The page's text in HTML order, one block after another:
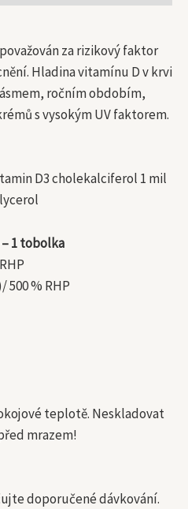
za rizikový faktor
Hladina vitamínu D v krvi
ročním obdobím,
s vysokým UV faktorem.
D3 cholekalciferol 1 mil
1 tobolka
500 % RHP
teplotě. Neskladovat
mrazem!
doporučené dávkování.